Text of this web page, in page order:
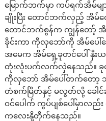
မြောက်ဘက်မှာ ကပ်ရက်အိမ်မ
ချိုးပြီး တောင်ဘက်လှည့် အိ
တောင်ဘက်စွန်က ကျွန်တော့်
ခိုင်းကာ ကိုလှဘော်ကို အိမ်ပေါ်ခ
အမေက အိမ်ရှေ့ခုတင်ပေါ် နှီးယ
တုံးလုံးပက်လက်လှဲနေသည်။ ခုတင်
ကိုလှဘော် အိမ်ပေါ်တက်တော့
တံစက်မြိတ်နှင့် မလွတ်လို့ ခေါင်
ဝင်ပေါက် ကွပ်ပျစ်ပေါ်မှာလည်
ကလေးနို့တိုက်နေသည်။